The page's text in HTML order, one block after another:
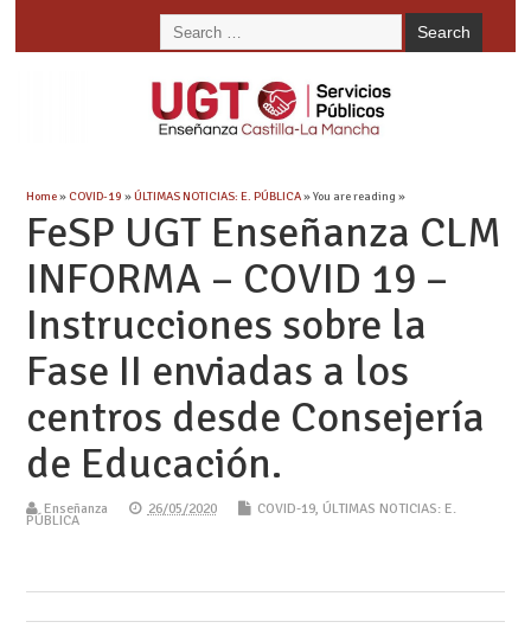
Home» COVID-19 »ÚLTIMAS NOTICIAS: E. PÚBLICA» You are reading »
FeSP UGT Enseñanza CLM
INFORMA – COVID 19 –
Instrucciones sobre la
Fase II enviadas a los
centros desde Consejería
de Educación.
Enseñanza 26/05/2020 COVID-19, ÚLTIMAS NOTICIAS: E.
PÚBLICA